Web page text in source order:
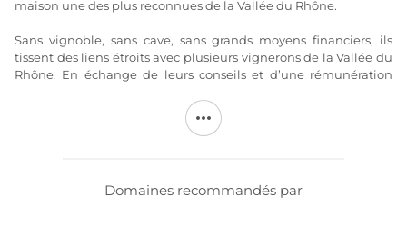
maison une des plus reconnues de la Vallée du Rhône.
Sans vignoble, sans cave, sans grands moyens financiers, ils
tissent des liens étroits avec plusieurs vignerons de la Vallée du
Rhône. En échange de leurs conseils et d’une rémunération
parcelles de vignes de ces vignerons, qui les travaillent selon
leurs indications et pour leur compte. Tout est passé en revue :
Dauvergne et Ranvier.Domaines recommandés par